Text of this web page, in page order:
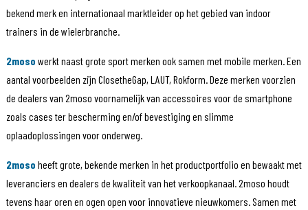
bekend merk en internationaal marktleider op het gebied van indoor
trainers in de wielerbranche.
2moso werkt naast grote sport merken ook samen met mobile merken. Een
aantal voorbeelden zijn ClosetheGap, LAUT, Rokform. Deze merken voorzien
de dealers van 2moso voornamelijk van accessoires voor de smartphone
zoals cases ter bescherming en/of bevestiging en slimme
oplaadoplossingen voor onderweg.
2moso heeft grote, bekende merken in het productportfolio en bewaakt met
leveranciers en dealers de kwaliteit van het verkoopkanaal. 2moso houdt
tevens haar oren en ogen open voor innovatieve nieuwkomers. Samen met